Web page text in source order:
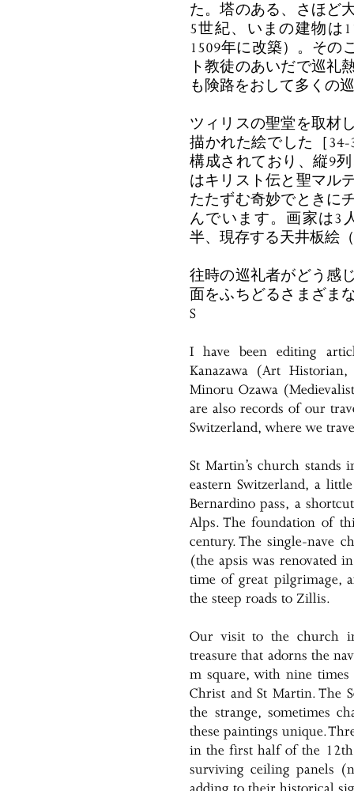
た。塔のある、さほど
5世紀、いまの建物は
1509年に改築）。その
ト教徒のあいだで巡礼
も険路をおして多くの
ツィリスの聖堂を取材
描かれた絵でした［
構成されており、縦9
はキリスト伝と聖マル
たたずむ奇妙でときに
んでいます。画家は3
半、現存する天井板絵
往時の巡礼者がどう感
面をふちどるさまざま
S
I have been editing
Kanazawa (Art
Minoru Ozawa
are also records of our
Switzerland, where we
St Martin’s church
eastern Switzerland, a
Bernardino pass, a
Alps. The foundation of
century. The single-nave
(the apsis was renovated
time of great pilgrimage,
the steep roads to Zillis.
Our visit to the church
treasure that adorns the
m square, with nine
Christ and St Martin. The
the strange, sometimes
these paintings unique.
in the first half of the 12th
surviving ceiling panels